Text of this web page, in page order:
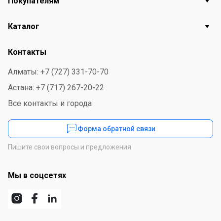
гликоль дистеарат (Glycol Distearate), ароматизатор
лимонная кислота (Citric Acid),
метилхлороизотиазолинон
(Methylchloroisothiazolinone), метилизотиазолинон
(Methylisothiazolinone), краситель (Dye).
Каталог
Контакты
Алматы: +7 (727) 331-70-70
Астана: +7 (717) 267-20-22
Все контакты и города
Форма обратной связи
Пишите свои вопросы и предложения
Мы в соцсетях